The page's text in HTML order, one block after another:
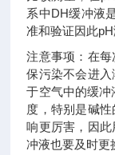
系中DH缓冲液
准和验证因此
注意事项：在
保污染不会进
于空气中的缓冲
度，特别是碱
响更厉害，因
冲液也要及时更